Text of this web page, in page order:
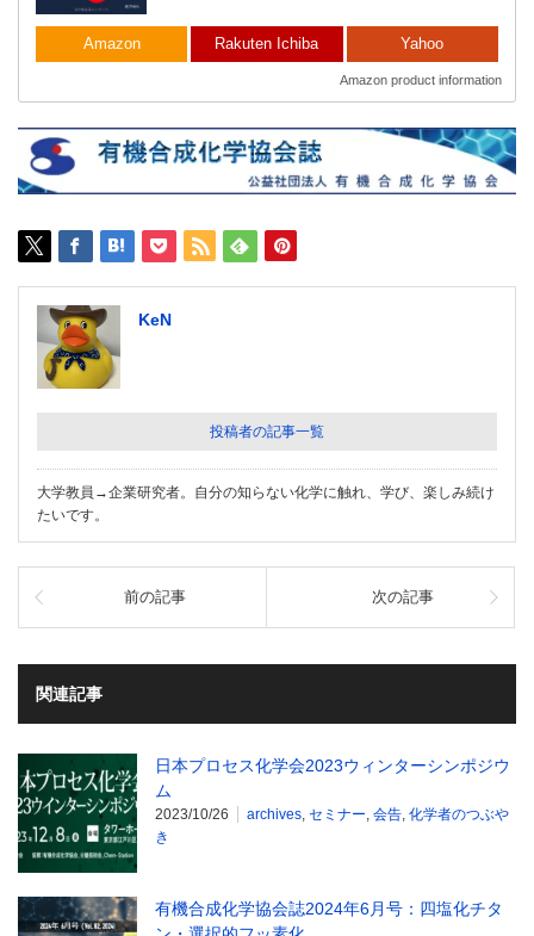
Amazon Rakuten Ichiba Yahoo
Amazon product information
KeN
投稿者の記事一覧
大学教員→企業研究者。自分の知らない化学に触れ、学び、楽しみ続け
たいです。
前の記事 次の記事
関連記事
日本プロセス化学会2023ウィンターシンポジウ
ム
2023/10/26 archives, セミナー, 会告, 化学者のつぶや
き
有機合成化学協会誌2024年6月号：四塩化チタ